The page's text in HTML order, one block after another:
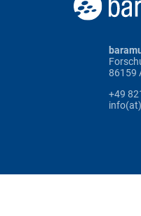
86159
+49